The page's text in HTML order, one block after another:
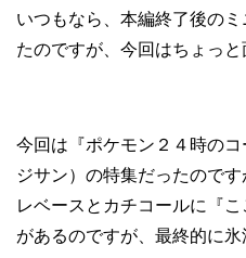
いつもなら、本編終了後の
たのですが、今回はちょっと
今回は『ポケモン２４時の
ジサン）の特集だったので
レベースとカチコールに『
があるのですが、最終的に氷